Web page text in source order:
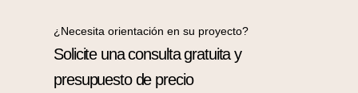
¿Necesita orientación en su proyecto?
Solicite una consulta gratuita y
presupuesto de precio